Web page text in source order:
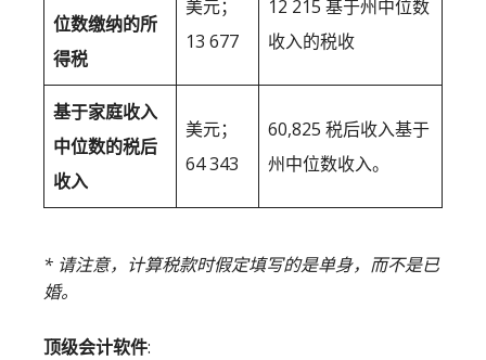
位数缴纳的所
得税
美元；
13 677
12 215 基于州中位数
收入的税收
基于家庭收入
中位数的税后
收入
美元；
64 343
60,825 税后收入基于
州中位数收入。
* 请注意，计算税款时假定填写的是单身，而不是已
婚。
顶级会计软件: